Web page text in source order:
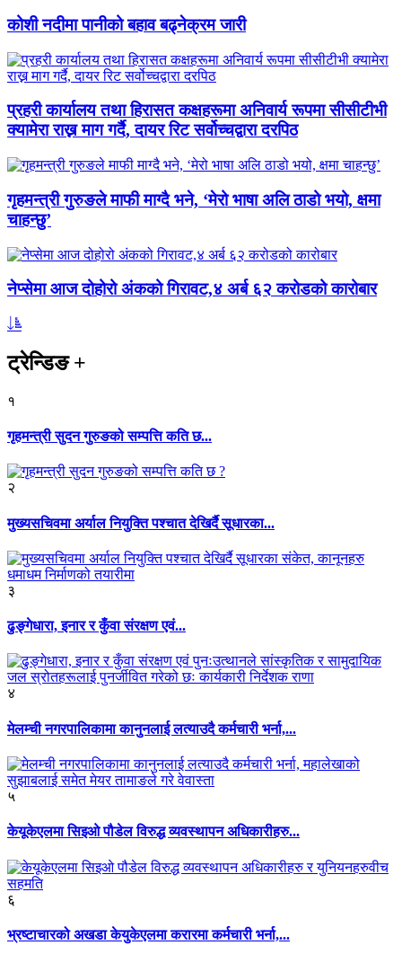
कोशी नदीमा पानीको बहाव बढ्नेक्रम जारी
प्रहरी कार्यालय तथा हिरासत कक्षहरूमा अनिवार्य रूपमा सीसीटीभी
क्यामेरा राख्न माग गर्दै, दायर रिट सर्वोच्चद्वारा दरपिठ
गृहमन्त्री गुरुङले माफी माग्दै भने, ‘मेरो भाषा अलि ठाडो भयो, क्षमा
चाहन्छु’
नेप्सेमा आज दोहोरो अंकको गिरावट,४ अर्ब ६२ करोडको कारोबार
ट्रेन्डिङ+
१
गृहमन्त्री सुदन गुरुङको सम्पत्ति कति छ...
२
मुख्यसचिवमा अर्याल नियुक्ति पश्चात देखिर्दै सूधारका...
३
ढुङ्गेधारा, इनार र कुँवा संरक्षण एवं...
४
मेलम्ची नगरपालिकामा कानुनलाई लत्याउदै कर्मचारी भर्ना,...
५
केयूकेएलमा सिइओ पौडेल विरुद्ध व्यवस्थापन अधिकारीहरु...
६
भ्रष्टाचारको अखडा केयुकेएलमा करारमा कर्मचारी भर्ना,...